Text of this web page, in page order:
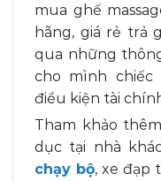
mua ghế
hãng, giá rẻ trả
qua những
cho mình chiếc
điều kiện tài
Tham khảo
dục tại nhà
chạy bộ, xe đạp